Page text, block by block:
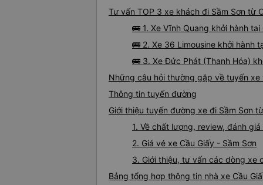
Tư vấn TOP 3 xe khách đi Sầm Sơn từ
🚌 1. Xe Vĩnh Quang khởi hành
🚌 2. Xe 36 Limousine khởi hành
🚌 3. Xe Đức Phát (Thanh Hóa)
Những câu hỏi thường gặp về tuyến xe
Thông tin tuyến đường
Giới thiệu tuyến đường xe đi Sầm Sơn
1. Về chất lượng, review, đánh
2. Giá vé xe Cầu Giấy - Sầm Sơn
3. Giới thiệu, tư vấn các dòng xe
Bảng tổng hợp thông tin nhà xe Cầu